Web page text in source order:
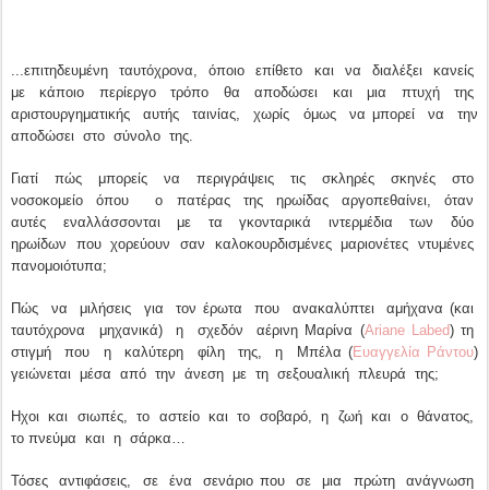
...επιτηδευμένη ταυτόχρονα, όποιο επίθετο και να διαλέξει κανείς
με κάποιο περίεργο τρόπο θα αποδώσει και μια πτυχή της
αριστουργηματικής αυτής ταινίας, χωρίς όμως να μπορεί να την
αποδώσει στο σύνολο της.
Γιατί πώς μπορείς να περιγράψεις τις σκληρές σκηνές στο
νοσοκομείο όπου ο πατέρας της ηρωίδας αργοπεθαίνει, όταν
αυτές εναλλάσσονται με τα γκονταρικά ιντερμέδια των δύο
ηρωίδων που χορεύουν σαν καλοκουρδισμένες μαριονέτες ντυμένες
πανομοιότυπα;
Πώς να μιλήσεις για τον έρωτα που ανακαλύπτει αμήχανα (και
ταυτόχρονα μηχανικά) η σχεδόν αέρινη Μαρίνα (Ariane Labed) τη
στιγμή που η καλύτερη φίλη της, η Μπέλα (Ευαγγελία Ράντου)
γειώνεται μέσα από την άνεση με τη σεξουαλική πλευρά της;
Ηχοι και σιωπές, το αστείο και το σοβαρό, η ζωή και ο θάνατος,
το πνεύμα και η σάρκα…
Τόσες αντιφάσεις, σε ένα σενάριο που σε μια πρώτη ανάγνωση